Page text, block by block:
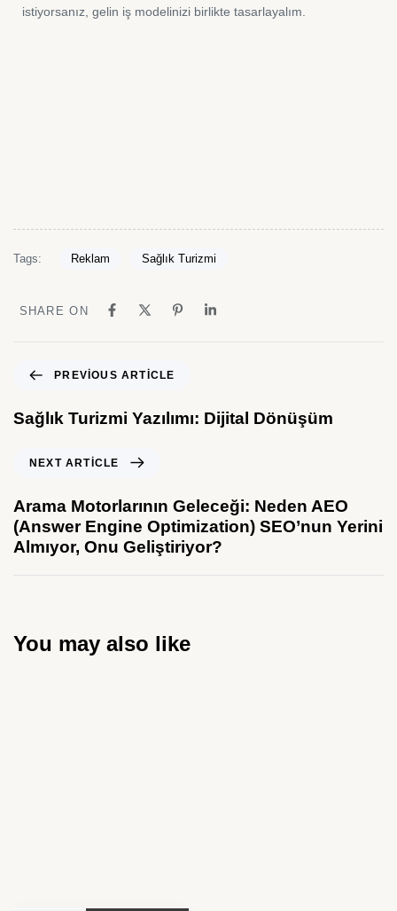
istiyorsanız, gelin iş modelinizi birlikte tasarlayalım.
Tags: Reklam Sağlık Turizmi
SHARE ON
PREVIOUS ARTICLE
Sağlık Turizmi Yazılımı: Dijital Dönüşüm
NEXT ARTICLE
Arama Motorlarının Geleceği: Neden AEO
(Answer Engine Optimization) SEO’nun Yerini
Almıyor, Onu Geliştiriyor?
You may also like